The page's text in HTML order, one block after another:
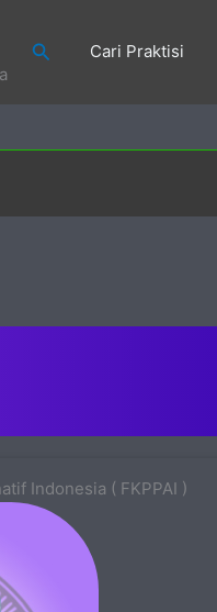
SearchCari Praktisi
Indonesia ( FKPPAI )